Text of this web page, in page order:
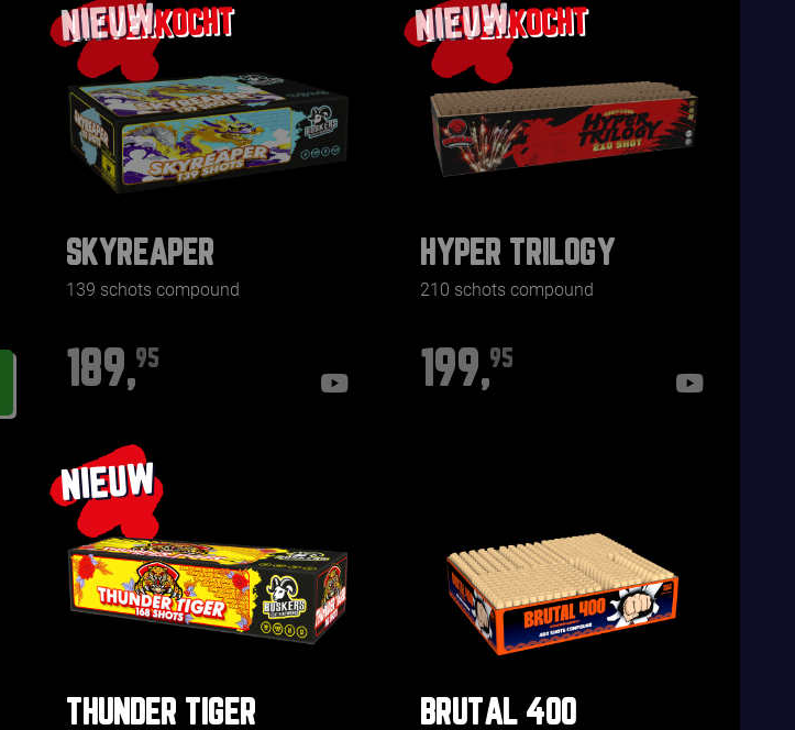
NIEUW
SKYREAPER
139 schots compound
189,95
NIEUW
HYPER TRILOGY
210 schots compound
199,95
NIEUW
THUNDER TIGER BRUTAL 400